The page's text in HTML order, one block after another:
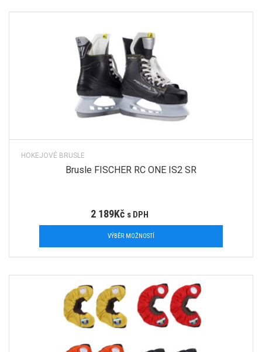
HOKEJOVÉ BRUSLE
Brusle FISCHER RC ONE IS2 SR
2 189Kč s DPH
VÝBĚR MOŽNOSTÍ